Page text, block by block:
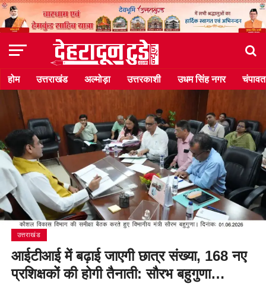
होम उत्तराखंड अल्मोड़ा उत्तरकाशी उधम सिंह नगर चंपावत
उत्तराखंड
आईटीआई में बढ़ाई जाएगी छात्र संख्या, 168 नए
प्रशिक्षकों की होगी तैनाती: सौरभ बहुगुणा…